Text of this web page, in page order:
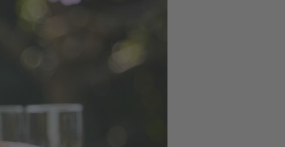
Beige (meliert)
Zuschneiden nicht aus